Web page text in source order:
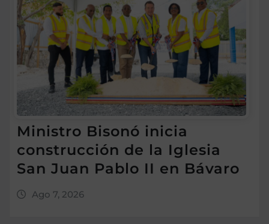
Ministro Bisonó inicia
construcción de la Iglesia
San Juan Pablo II en Bávaro
Ago 7, 2026